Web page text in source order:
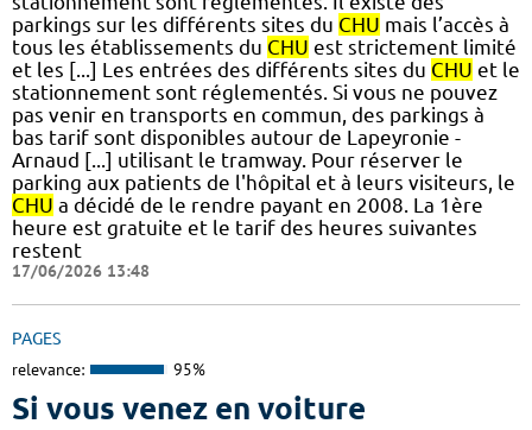
parkings sur les différents sites du CHU mais l’accès à
tous les établissements du CHU est strictement limité
et les [...] Les entrées des différents sites du CHU et le
stationnement sont réglementés. Si vous ne pouvez
pas venir en transports en commun, des parkings à
bas tarif sont disponibles autour de Lapeyronie -
Arnaud [...] utilisant le tramway. Pour réserver le
parking aux patients de l'hôpital et à leurs visiteurs, le
CHU a décidé de le rendre payant en 2008. La 1ère
heure est gratuite et le tarif des heures suivantes
restent
17/06/2026 13:48
PAGES
relevance: 95%
Si vous venez en voiture